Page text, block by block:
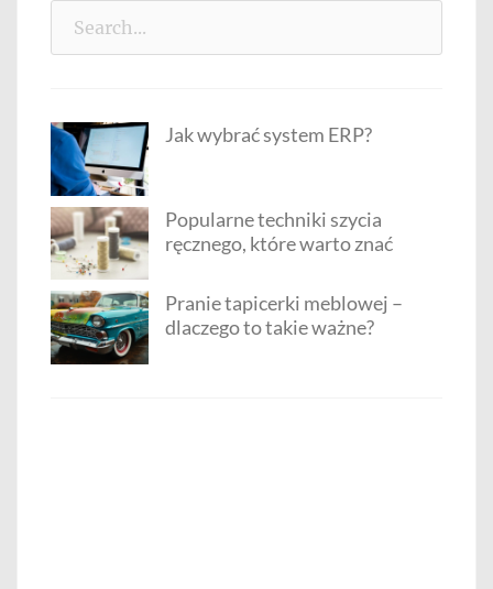
Jak wybrać system ERP?
Popularne techniki szycia
ręcznego, które warto znać
Pranie tapicerki meblowej –
dlaczego to takie ważne?